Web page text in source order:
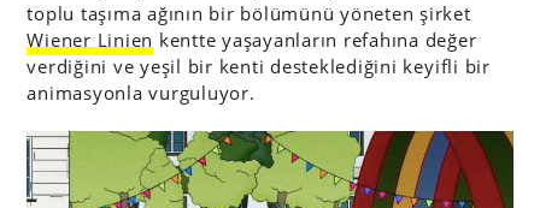
toplu taşıma ağının bir bölümünü yöneten şirket
Wiener Linien kentte yaşayanların refahına değer
verdiğini ve yeşil bir kenti desteklediğini keyifli bir
animasyonla vurguluyor.